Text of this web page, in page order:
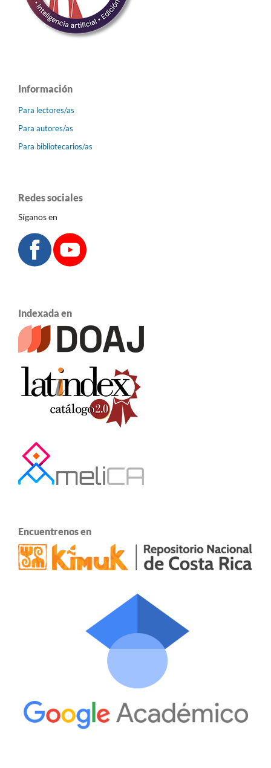
Información
Para lectores/as
Para autores/as
Para bibliotecarios/as
Redes sociales
Síganos en
Indexada en
Encuentrenos en